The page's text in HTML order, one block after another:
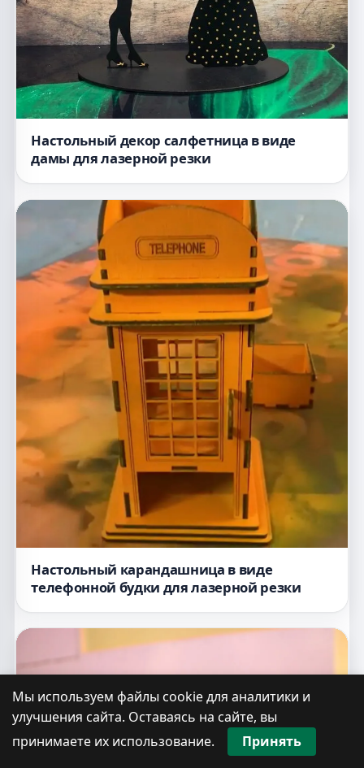
Настольный декор салфетница в виде
дамы для лазерной резки
Настольный карандашница в виде
телефонной будки для лазерной резки
Мы используем файлы cookie для аналитики и
улучшения сайта. Оставаясь на сайте, вы
принимаете их использование.
Принять